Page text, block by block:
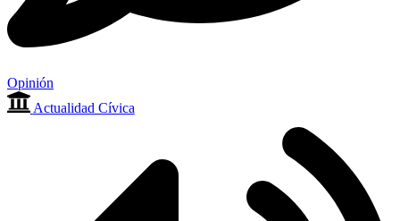
Opinión
Actualidad Cívica